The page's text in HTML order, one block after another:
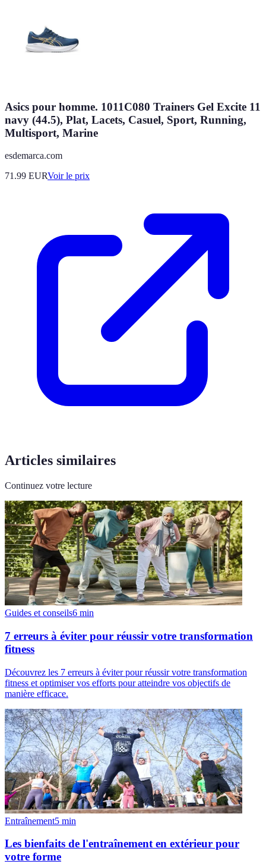
Asics pour homme. 1011C080 Trainers Gel Excite 11
navy (44.5), Plat, Lacets, Casuel, Sport, Running,
Multisport, Marine
esdemarca.com
71.99 EURVoir le prix
Articles similaires
Continuez votre lecture
Guides et conseils6 min
7 erreurs à éviter pour réussir votre transformation
fitness
Découvrez les 7 erreurs à éviter pour réussir votre transformation
fitness et optimiser vos efforts pour atteindre vos objectifs de
manière efficace.
Entraînement5 min
Les bienfaits de l'entraînement en extérieur pour
votre forme